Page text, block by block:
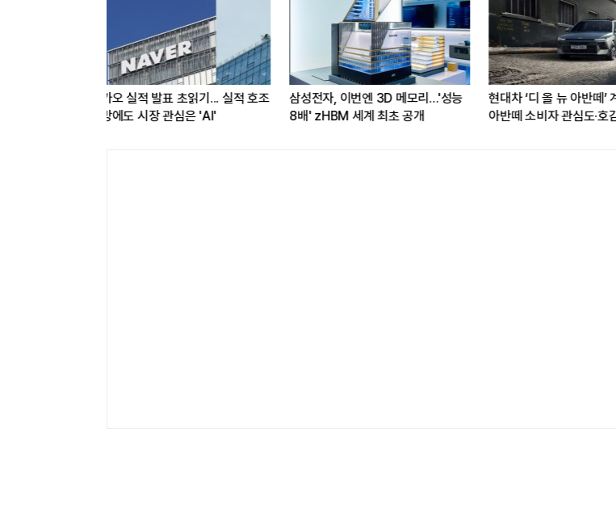
현대차 ‘디 올 뉴 아반떼’ 계약 개시…
아반떼 소비자 관심도·호감도 모두
가입자 잃은 KT, 하반기 회복 시동…
보상 종료·신작 효과 주목
LG전자, '로니' 청소로봇 팝업
체험존 운영...높은 판매량 이어가나